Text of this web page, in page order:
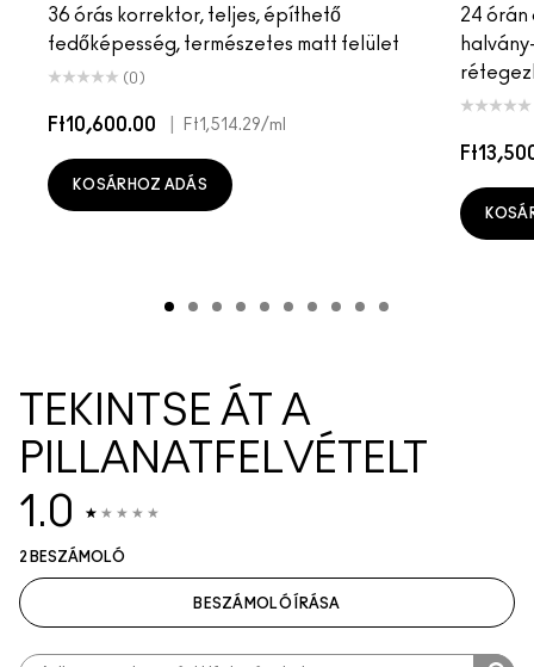
36 órás korrektor, teljes, építhető
fedőképesség, természetes matt felület
(0)
Ft10,600.00 Ft1,514.29/ml
KOSÁRHOZ ADÁS
24 órán
TEKINTSE ÁT A
PILLANATFELVÉTELT
1.0
2 BESZÁMOLÓ
BESZÁMOLÓ ÍRÁSA